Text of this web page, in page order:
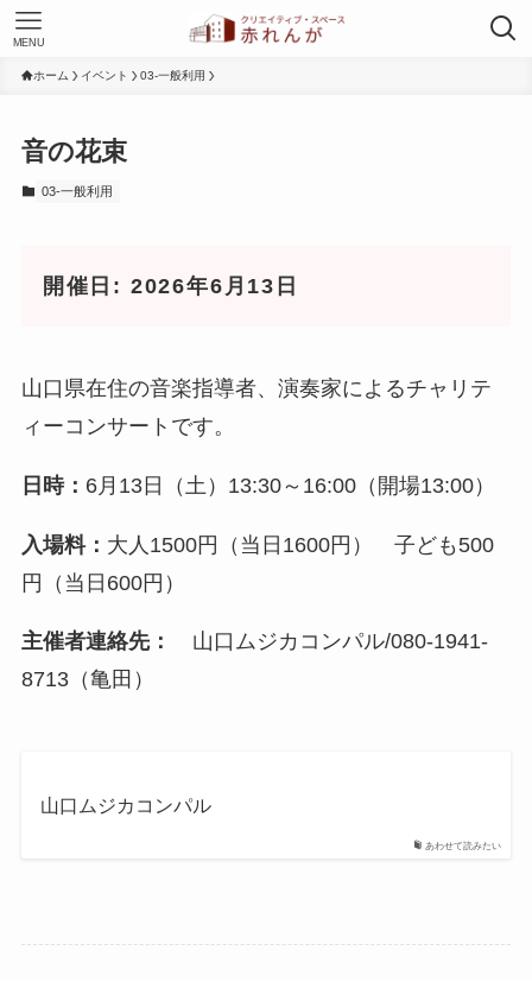
MENU
ホーム イベント 03-一般利用
音の花束
03-一般利用
開催日: 2026年6月13日
山口県在住の音楽指導者、演奏家によるチャリテ
ィーコンサートです。
日時： 6月13日（土）13:30～16:00（開場13:00）
入場料： 大人1500円（当日1600円） 子ども500
円（当日600円）
主催者連絡先：
山口ムジカコンパル/080-1941-
8713（亀田）
あわせて読みたい
山口ムジカコンパル